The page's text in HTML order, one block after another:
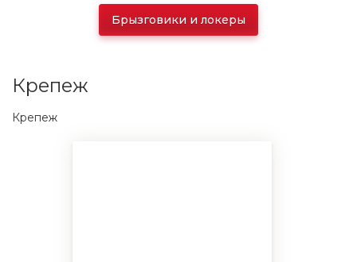
Брызговики и локеры
Крепеж
Крепеж